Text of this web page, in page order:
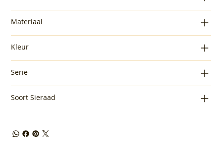
Materiaal
Kleur
Serie
Soort Sieraad